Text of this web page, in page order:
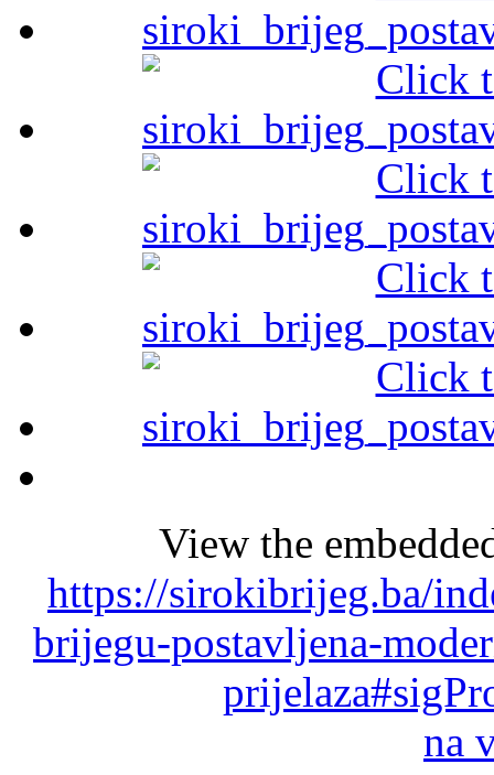
View the
https://sirokibrijeg.ba/
brijegu-postavljena-
na